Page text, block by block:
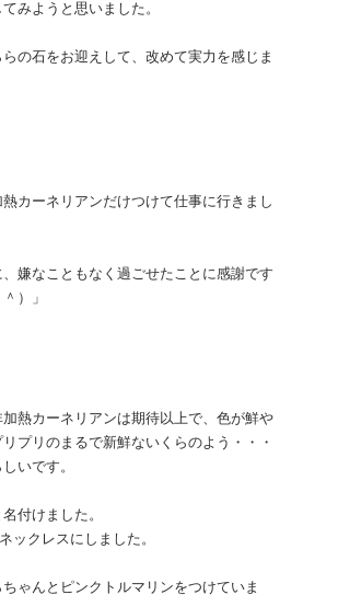
みようと思いました。
の石をお迎えして、改めて実力を感じま
熱カーネリアンだけつけて仕事に行きまし
嫌なこともなく過ごせたことに感謝です
）」
加熱カーネリアンは期待以上で、色が鮮や
プリのまるで新鮮ないくらのよう・・・
いです。
付けました。
ックレスにしました。
ゃんとピンクトルマリンをつけていま